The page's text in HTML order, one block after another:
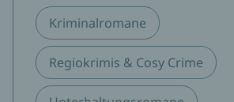
"Liza Marklund hat sich ... in die
beschworenen skandinavischen
geschrieben."
NDR Kultur
Kriminalromane
Regiokrimis & Cosy Crime